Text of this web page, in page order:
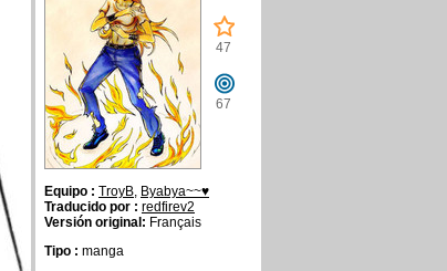
47
67
Equipo : TroyB, Byabya~~♥
Traducido por : redfirev2
Versión original: Français
Tipo : manga